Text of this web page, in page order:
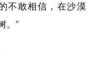
不敢相信，在沙漠
。”